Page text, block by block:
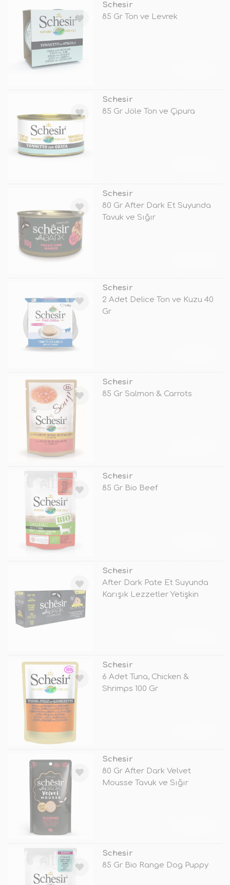
Schesir
85 Gr Ton ve Levrek
Schesir
85 Gr Jöle Ton ve Çipura
Schesir
80 Gr After Dark Et Suyunda
Tavuk ve Sığır
Schesir
2 Adet Delice Ton ve Kuzu 40
Gr
Schesir
85 Gr Salmon & Carrots
Schesir
85 Gr Bio Beef
Schesir
After Dark Pate Et Suyunda
Karışık Lezzetler Yetişkin
Schesir
6 Adet Tuna, Chicken &
Shrimps 100 Gr
Schesir
80 Gr After Dark Velvet
Mousse Tavuk ve Sığır
Schesir
85 Gr Bio Range Dog Puppy